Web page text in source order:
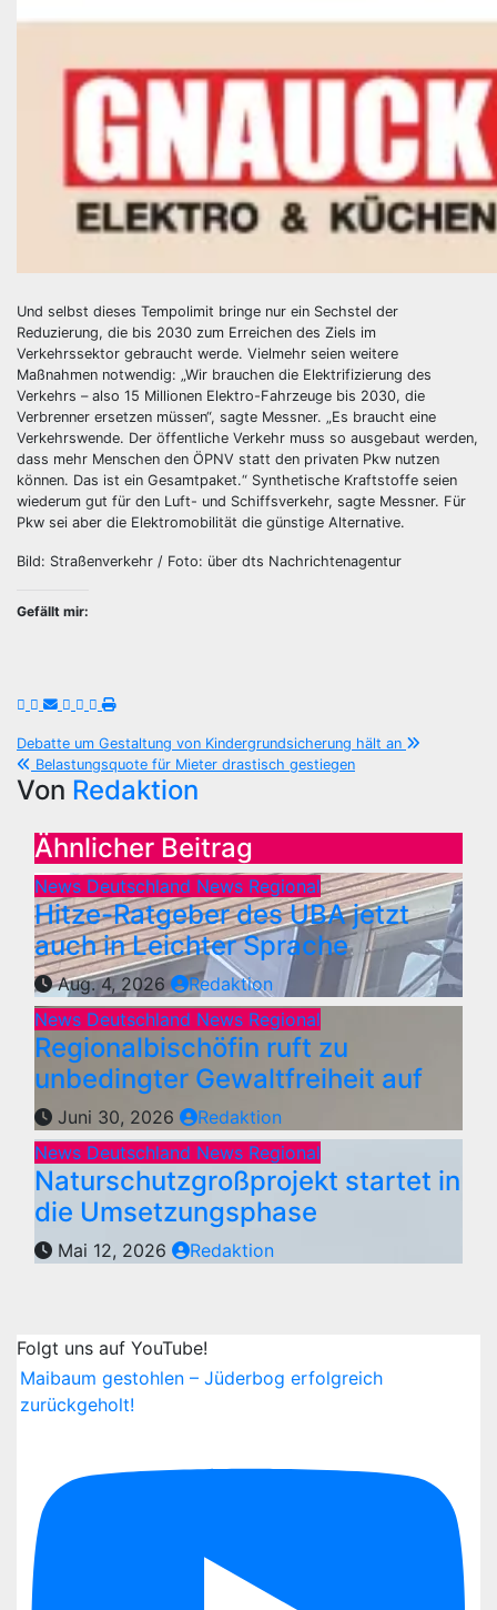
Und selbst dieses Tempolimit bringe nur ein Sechstel der
Reduzierung, die bis 2030 zum Erreichen des Ziels im
Verkehrssektor gebraucht werde. Vielmehr seien weitere
Maßnahmen notwendig: „Wir brauchen die Elektrifizierung des
Verkehrs – also 15 Millionen Elektro-Fahrzeuge bis 2030, die
Verbrenner ersetzen müssen“, sagte Messner. „Es braucht eine
Verkehrswende. Der öffentliche Verkehr muss so ausgebaut werden,
dass mehr Menschen den ÖPNV statt den privaten Pkw nutzen
können. Das ist ein Gesamtpaket.“ Synthetische Kraftstoffe seien
wiederum gut für den Luft- und Schiffsverkehr, sagte Messner. Für
Pkw sei aber die Elektromobilität die günstige Alternative.
Bild: Straßenverkehr / Foto: über dts Nachrichtenagentur
Gefällt mir:
Beitragsnavigation
Debatte um Gestaltung von Kindergrundsicherung hält an
Belastungsquote für Mieter drastisch gestiegen
Von Redaktion
Ähnlicher Beitrag
News Deutschland News Regional
Hitze-Ratgeber des UBA jetzt
auch in Leichter Sprache
Aug. 4, 2026
Redaktion
News Deutschland News Regional
Regionalbischöfin ruft zu
unbedingter Gewaltfreiheit auf
Juni 30, 2026
Redaktion
News Deutschland News Regional
Naturschutzgroßprojekt startet in
die Umsetzungsphase
Mai 12, 2026 Redaktion
Folgt uns auf YouTube!
Maibaum gestohlen – Jüderbog erfolgreich
zurückgeholt!